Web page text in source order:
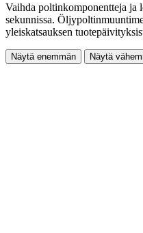
Vaihda poltinkomponentteja ja
sekunnissa.
yleiskatsauksen
Näytä enemmän Näytä